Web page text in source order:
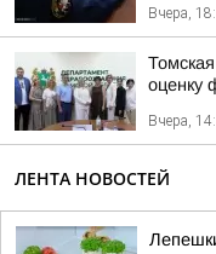
Вчера,
оценку
Вчера,
ЛЕНТА НОВОСТЕЙ